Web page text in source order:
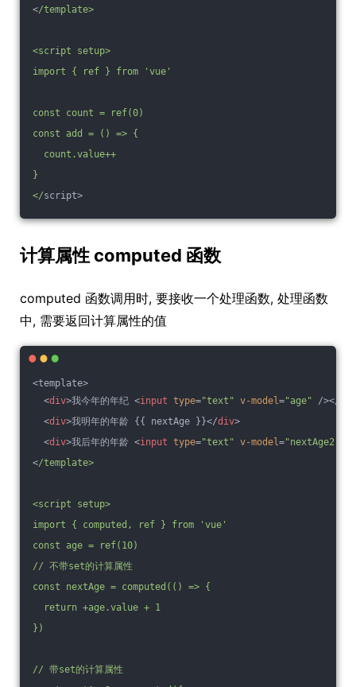
</template>
<script setup>
import { ref } from 'vue'
const count = ref(0)
const add = () => {
count.value++
}
</script>
计算属性 computed 函数
computed 函数调用时, 要接收一个处理函数, 处理函数
中, 需要返回计算属性的值
<template>
<div>我今年的年纪 <input type="text" v-model="age" /></
<div>我明年的年龄 {{ nextAge }}</div>
<div>我后年的年龄 <input type="text" v-model="nextAge2"
</template>
<script setup>
import { computed, ref } from 'vue'
const age = ref(10)
// 不带set的计算属性
const nextAge = computed(() => {
return +age.value + 1
})
// 带set的计算属性